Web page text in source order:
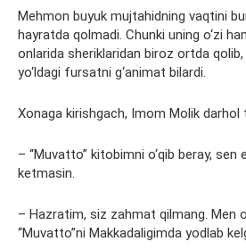
Mehmon buyuk mujtahidning vaqtini
hayratda qolmadi. Chunki uning o‘zi
onlarida sheriklaridan biroz ortda qolib,
yo‘ldagi fursatni g‘animat bilardi.
Xonaga kirishgach, Imom Molik darhol
– “Muvatto” kitobimni o‘qib beray,
ketmasin.
– Hazratim, siz zahmat qilmang. Men
“Muvatto”ni Makkadaligimda yodlab